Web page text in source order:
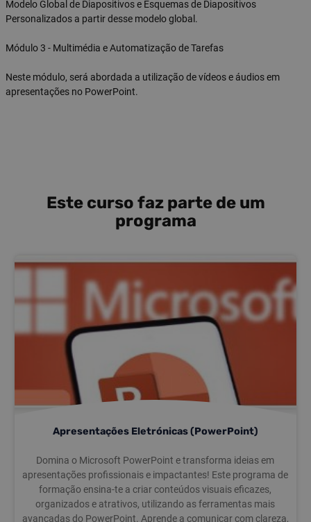
Modelo Global de Diapositivos e Esquemas de Diapositivos
Personalizados a partir desse modelo global.
Módulo 3 - Multimédia e Automatização de Tarefas
Neste módulo, será abordada a utilização de vídeos e áudios em
apresentações no PowerPoint.
Este curso faz parte de um
programa
Apresentações Eletrónicas (PowerPoint)
Domina o Microsoft PowerPoint e transforma ideias em
apresentações profissionais e impactantes! Este programa de
formação ensina-te a criar conteúdos visuais eficazes,
organizados e atrativos, utilizando as ferramentas mais
avançadas do PowerPoint. Aprende a comunicar com clareza,